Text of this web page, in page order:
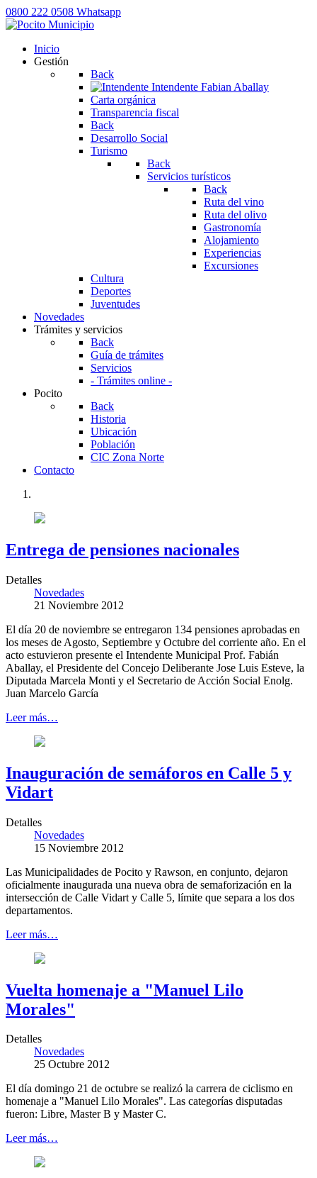
0800 222 0508 Whatsapp
Inicio
Gestión
Back
Intendente Fabian Aballay
Carta orgánica
Transparencia fiscal
Back
Desarrollo Social
Turismo
Back
Servicios turísticos
Back
Ruta del vino
Ruta del olivo
Gastronomía
Alojamiento
Experiencias
Excursiones
Cultura
Deportes
Juventudes
Novedades
Trámites y servicios
Back
Guía de trámites
Servicios
- Trámites online -
Pocito
Back
Historia
Ubicación
Población
CIC Zona Norte
Contacto
Entrega de pensiones nacionales
Detalles
Novedades
21 Noviembre 2012
El día 20 de noviembre se entregaron 134 pensiones aprobadas en
los meses de Agosto, Septiembre y Octubre del corriente año. En el
acto estuvieron presente el Intendente Municipal Prof. Fabián
Aballay, el Presidente del Concejo Deliberante Jose Luis Esteve, la
Diputada Marcela Monti y el Secretario de Acción Social Enolg.
Juan Marcelo García
Leer más…
Inauguración de semáforos en Calle 5 y
Vidart
Detalles
Novedades
15 Noviembre 2012
Las Municipalidades de Pocito y Rawson, en conjunto, dejaron
oficialmente inaugurada una nueva obra de semaforización en la
intersección de Calle Vidart y Calle 5, límite que separa a los dos
departamentos.
Leer más…
Vuelta homenaje a "Manuel Lilo
Morales"
Detalles
Novedades
25 Octubre 2012
El día domingo 21 de octubre se realizó la carrera de ciclismo en
homenaje a "Manuel Lilo Morales". Las categorías disputadas
fueron: Libre, Master B y Master C.
Leer más…